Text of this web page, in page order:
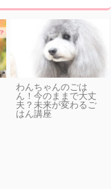
わんちゃんのごは
ん！今のままで大丈
夫？未来が変わるご
はん講座